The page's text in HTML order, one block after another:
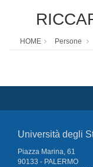
HOME Persone
Università degli
Piazza Marina, 61
90133 - PALERMO